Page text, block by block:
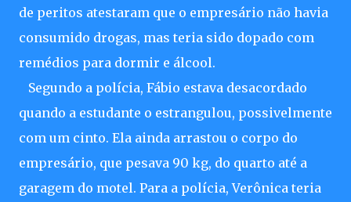
de peritos atestaram que o empresário não havia
consumido drogas, mas teria sido dopado com
remédios para dormir e álcool.
Segundo a polícia, Fábio estava desacordado
quando a estudante o estrangulou, possivelmente
com um cinto. Ela ainda arrastou o corpo do
empresário, que pesava 90 kg, do quarto até a
garagem do motel. Para a polícia, Verônica teria